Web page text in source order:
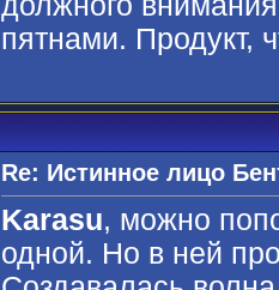
пятнами. Продукт,
Re: Истинное лицо
Karasu, можно
одной. Но в ней